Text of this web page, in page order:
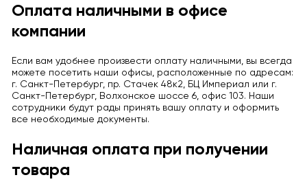
Оплата наличными в офисе
компании
Если вам удобнее произвести оплату наличными, вы всегда
можете посетить наши офисы, расположенные по адресам:
г. Санкт-Петербург, пр. Стачек 48к2, БЦ Империал или г.
Санкт-Петербург, Волхонское шоссе 6, офис 103. Наши
сотрудники будут рады принять вашу оплату и оформить
все необходимые документы.
Наличная оплата при получении
товара